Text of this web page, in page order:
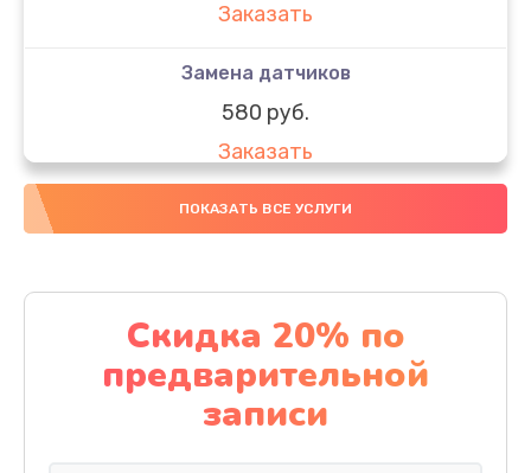
Заказать
Замена датчиков
580 руб.
Заказать
Комплексная чистка
Заказать
Замена дисплея (экрана)
2000 руб.
Заказать
ПОКАЗАТЬ ВСЕ УСЛУГИ
Скидка 20% по
предварительной
записи